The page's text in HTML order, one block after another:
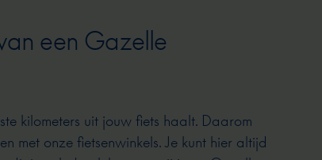
een Gazelle
kilometers uit jouw fiets haalt. Daarom
met onze fietsenwinkels. Je kunt hier altijd